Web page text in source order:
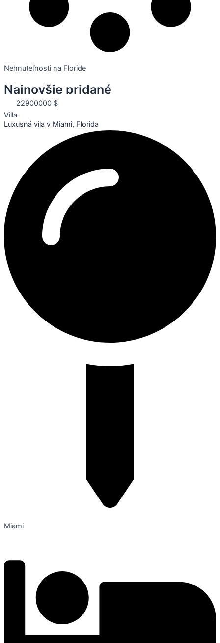
Nehnuteľnosti na Floride
Najnovšie pridané
22900000 $
Villa
Luxusná vila v Miami, Florida
Miami